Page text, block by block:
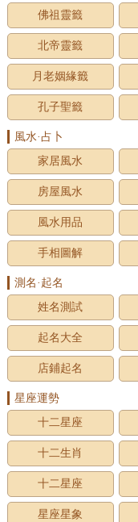
佛祖靈籤
北帝靈籤
月老姻緣籤
孔子聖籤
風水·占卜
家居風水
房屋風水
風水用品
手相圖解
測名·起名
姓名測試
起名大全
店鋪起名
星座運勢
十二星座
十二生肖
十二星座
星座星象